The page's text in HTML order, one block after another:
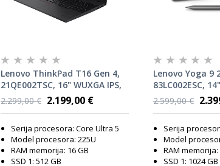
Lenovo ThinkPad T16 Gen 4,
21QE002TSC, 16" WUXGA IPS,
Intel Core Ultra 5 225U, 16GB
RAM, 512GB SSD, Intel
laptop
2.299,00 € 2.199,00 €
Serija procesora: Core Ultra 5
Model procesora: 225U
RAM memorija: 16 GB
SSD 1: 512 GB
Lenovo Yoga 9
83LC002ESC,
OLED 120Hz
Intel Core Ultra
Graphics,
laptop
2.599,00 €
Serija
Model
RAM memorija:
SSD 1: 1024 GB